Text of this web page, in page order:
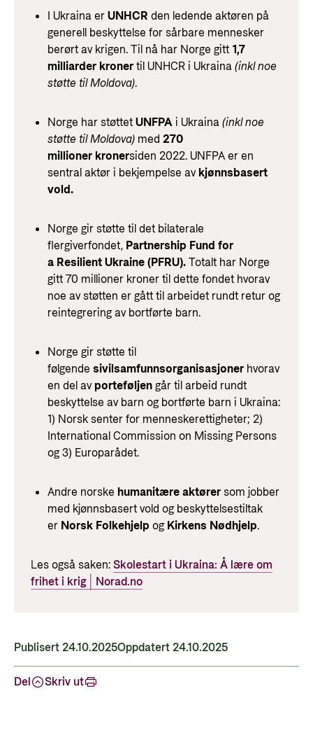
I Ukraina erUNHCR den ledende aktøren på
generell beskyttelse for sårbare mennesker
berørt av krigen. Til nå har Norge gitt 1,7
milliarder kronertil UNHCR i Ukraina(inkl noe
støtte til Moldova).
Norge har støttetUNFPA i Ukraina(inkl noe
støtte til Moldova) med 270
millioner kronersiden 2022. UNFPA er en
sentral aktør i bekjempelse avkjønnsbasert
vold.
Norge gir støtte til det bilaterale
flergiverfondet, Partnership Fund for
a Resilient Ukraine (PFRU).Totalt har Norge
gitt 70 millioner kroner til dette fondet hvorav
noe av støtten er gått til arbeidet rundt retur og
reintegrering av bortførte barn.
Norge gir støtte til
følgende sivilsamfunnsorganisasjoner hvorav
en del avporteføljengår til arbeid rundt
beskyttelse av barn og bortførte barn i Ukraina:
1) Norsk senter for menneskerettigheter; 2)
International Commission on Missing Persons
og 3) Europarådet.
Andre norske humanitære aktørersom jobber
med kjønnsbasert vold og beskyttelsestiltak
er Norsk Folkehjelp ogKirkens Nødhjelp.
Les også saken:Skolestart i Ukraina: Å lære om
frihet i krig | Norad.no
Publisert 24.10.2025Oppdatert 24.10.2025
Del Skriv ut